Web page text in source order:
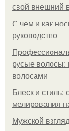
свой внешний
С чем и как
руководство
русые волосы:
волосами
Блеск и
мелирования
Мужской